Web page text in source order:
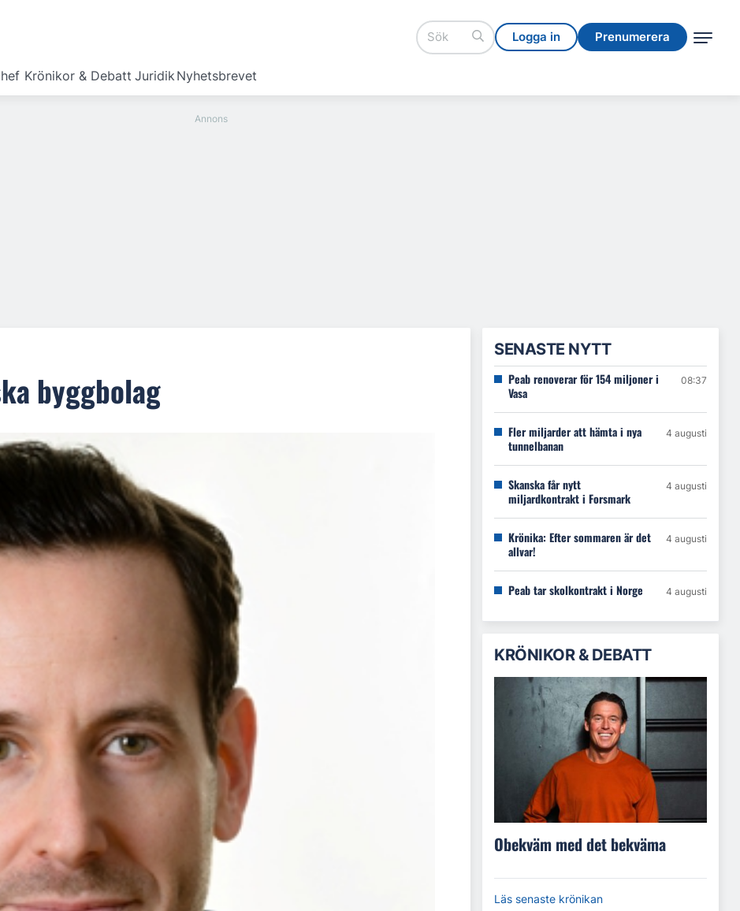
Logga in Prenumerera
Krönikor & Debatt JuridikNyhetsbrevet
Logga in Prenumerera
byggbolag
SENASTE NYTT
Peab renoverar för 154 miljoner i
Vasa
08:37
Fler miljarder att hämta i nya
tunnelbanan
4 augusti
Skanska får nytt
miljardkontrakt i Forsmark
4 augusti
Krönika: Efter sommaren är det
allvar!
4 augusti
Peab tar skolkontrakt i Norge 4 augusti
KRÖNIKOR & DEBATT
Obekväm med det bekväma
Läs senaste krönikan